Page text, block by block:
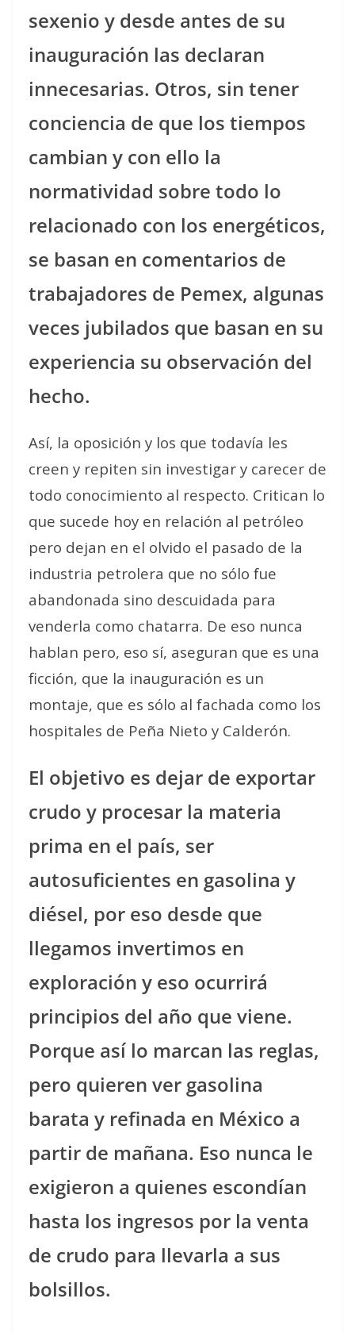
sexenio y desde antes de su
inauguración las declaran
innecesarias. Otros, sin tener
conciencia de que los tiempos
cambian y con ello la
normatividad sobre todo lo
relacionado con los energéticos,
se basan en comentarios de
trabajadores de Pemex, algunas
veces jubilados que basan en su
experiencia su observación del
hecho.
Así, la oposición y los que todavía les
creen y repiten sin investigar y carecer de
todo conocimiento al respecto. Critican lo
que sucede hoy en relación al petróleo
pero dejan en el olvido el pasado de la
industria petrolera que no sólo fue
abandonada sino descuidada para
venderla como chatarra. De eso nunca
hablan pero, eso sí, aseguran que es una
ficción, que la inauguración es un
montaje, que es sólo al fachada como los
hospitales de Peña Nieto y Calderón.
El objetivo es dejar de exportar
crudo y procesar la materia
prima en el país, ser
autosuficientes en gasolina y
diésel, por eso desde que
llegamos invertimos en
exploración y eso ocurrirá
principios del año que viene.
Porque así lo marcan las reglas,
pero quieren ver gasolina
barata y refinada en México a
partir de mañana. Eso nunca le
exigieron a quienes escondían
hasta los ingresos por la venta
de crudo para llevarla a sus
bolsillos.